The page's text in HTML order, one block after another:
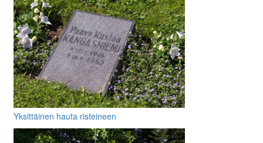
Yksittäinen hauta risteineen
muistolaattoineen